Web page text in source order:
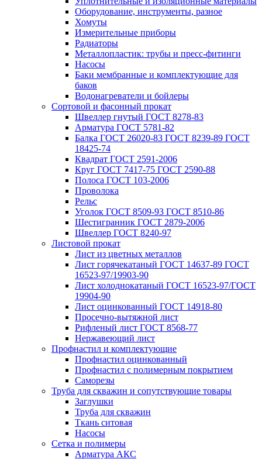
Оборудование, инструменты, разное
Хомуты
Измерительные приборы
Радиаторы
Металлопластик: трубы и пресс-фитинги
Насосы
Баки мембранные и комплектующие для
баков
Водонагреватели и бойлеры
Сортовой и фасонный прокат
Швеллер гнутый ГОСТ 8278-83
Арматура ГОСТ 5781-82
Балка ГОСТ 26020-83 ГОСТ 8239-89 ГОСТ
18425-74
Квадрат ГОСТ 2591-2006
Круг ГОСТ 7417-75 ГОСТ 2590-88
Полоса ГОСТ 103-2006
Проволока
Рельс
Уголок ГОСТ 8509-93 ГОСТ 8510-86
Шестигранник ГОСТ 2879-2006
Швеллер ГОСТ 8240-97
Листовой прокат
Лист из цветных металлов
Лист горячекатаный ГОСТ 14637-89 ГОСТ
16523-97/19903-90
Лист холоднокатаный ГОСТ 16523-97/ГОСТ
19904-90
Лист оцинкованный ГОСТ 14918-80
Просечно-вытяжной лист
Рифленый лист ГОСТ 8568-77
Нержавеющий лист
Профнастил и комплектующие
Профнастил оцинкованный
Профнастил с полимерным покрытием
Саморезы
Труба для скважин и сопутствующие товары
Заглушки
Труба для скважин
Ткань ситовая
Насосы
Сетка и полимеры
Арматура АКС